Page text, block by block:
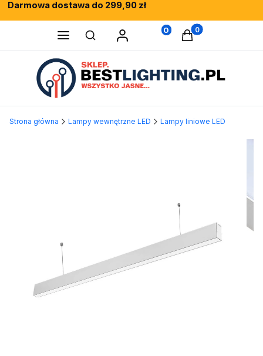
Darmowa dostawa do 299,90 zł
Rewelacyjne opinie klientów
Fachowe doradztwo
Otwórz wyszukiwarkę
0 Produkty w
Strona główna Lampy wewnętrzne LED Lampy liniowe LED